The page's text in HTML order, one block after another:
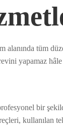
tüm
yapamaz
bir